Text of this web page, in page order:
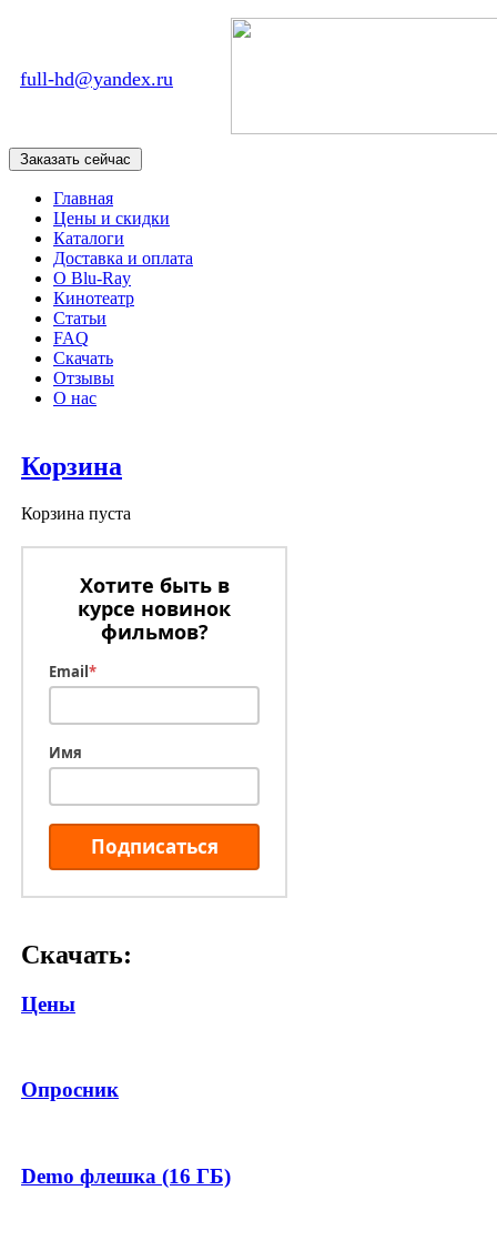
full-hd@yandex.ru
Главная
Цены и скидки
Каталоги
Доставка и оплата
О Blu-Ray
Кинотеатр
Статьи
FAQ
Скачать
Отзывы
О нас
Корзина
Корзина пуста
Хотите быть в
курсе новинок
фильмов?
Email*
Имя
Подписаться
Скачать:
Цены
Опросник
Demo флешка (16 ГБ)